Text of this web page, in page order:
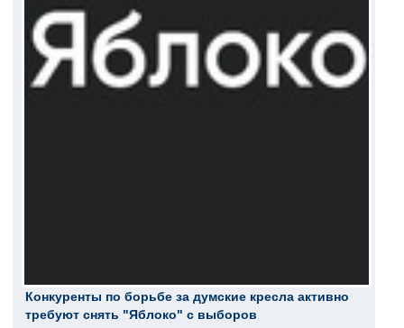
Конкуренты по борьбе за думские кресла активно
требуют снять "Яблоко" с выборов